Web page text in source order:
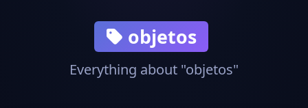
objetos
Everything about "objetos"